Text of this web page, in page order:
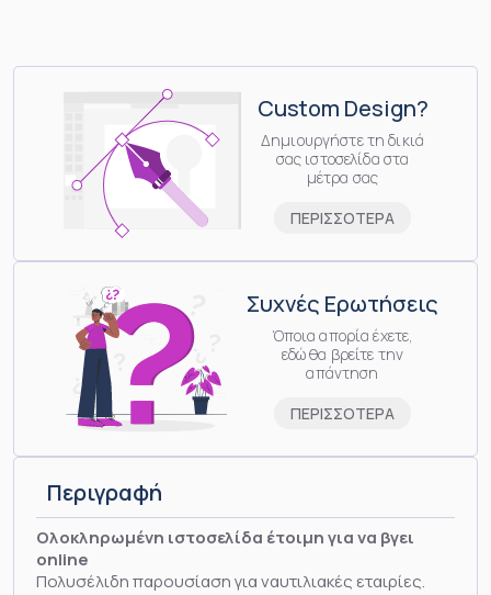
Custom Design?
Δημιουργήστε τη δικιά
σας ιστοσελίδα στα
μέτρα σας
ΠΕΡΙΣΣΟΤΕΡΑ
Συχνές Ερωτήσεις
Όποια απορία έχετε,
εδώ θα βρείτε την
απάντηση
ΠΕΡΙΣΣΟΤΕΡΑ
Περιγραφή
Oλοκληρωμένη ιστοσελίδα έτοιμη για να βγει
online
Πολυσέλιδη παρουσίαση για ναυτιλιακές εταιρίες.